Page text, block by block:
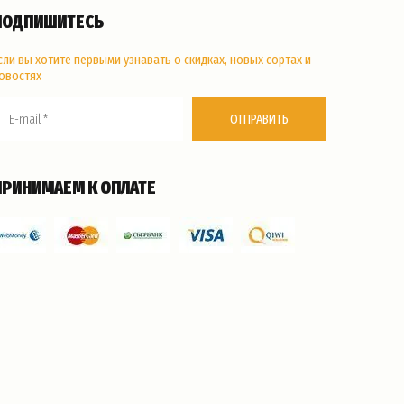
вы хотите первыми узнавать о скидках, новых сортах и
ОТПРАВИТЬ
К ОПЛАТЕ